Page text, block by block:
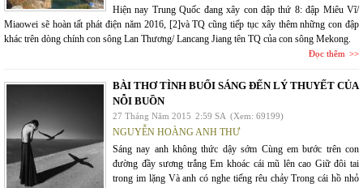
Hiện nay Trung Quốc đang xây con đập thứ 8: đập Miêu Vĩ/
Miaowei sẽ hoàn tất phát điện năm 2016, [2]và TQ cũng tiếp tục xây thêm những con đập
khác trên dòng chính con sông Lan Thương/ Lancang Jiang tên TQ của con sông Mekong.
Đọc thêm
BÀI THƠ TÌNH BUỔI SÁNG ĐẾN LÝ THUYẾT CỦA
NỖI BUỒN
27 Tháng Năm 2015 2:59 SA (Xem: 69199)
NGUYỄN HOÀNG ANH THƯ
Sáng nay anh không thức dậy sớm Cùng em bước trên con
đường đầy sương trắng Em khoác cái mũ lên cao Giữ đôi tai
trong im lặng Và anh có nghe tiếng rêu chảy Trong cái hồ nhỏ